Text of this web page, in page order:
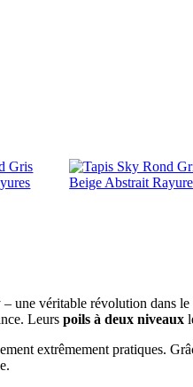
véritable révolution dans
Leurs poils à deux niveaux
extrêmement pratiques.